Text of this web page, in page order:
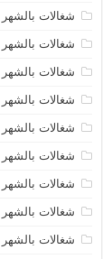
شغالات بالشهر
شغالات بالشهر
شغالات
شغالات بالشهر
شغالات بالشهر
شغالات
شغالات
شغالات
شغالات بالشهر